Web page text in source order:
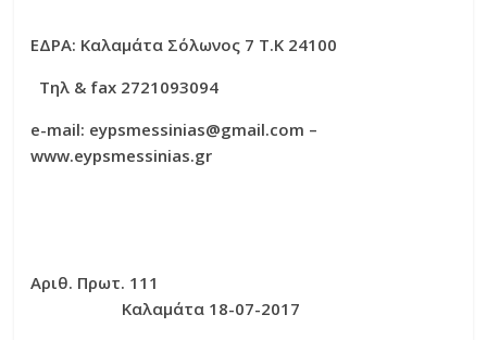
ΕΔΡΑ: Καλαμάτα Σόλωνος 7 Τ.Κ 24100
Τηλ & fax 2721093094
e-mail: eypsmessinias@gmail.com –
www.eypsmessinias.gr
Αριθ. Πρωτ. 111
Καλαμάτα 18-07-2017